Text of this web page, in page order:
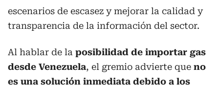
escenarios de escasez y mejorar la calidad y
transparencia de la información del sector.
Al hablar de la posibilidad de importar gas
desde Venezuela, el gremio advierte que no
es una solución inmediata debido a los